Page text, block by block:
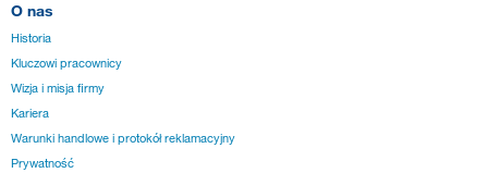
O nas
Historia
Kluczowi pracownicy
Wizja i misja firmy
Kariera
Warunki handlowe i protokół reklamacyjny
Prywatność